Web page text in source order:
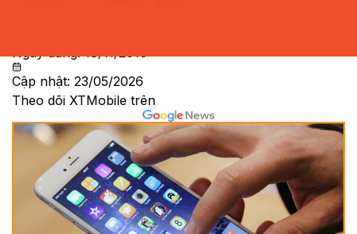
Ngày đăng:18/11/2016
Cập nhật: 23/05/2026
Theo dõi XTMobile trên